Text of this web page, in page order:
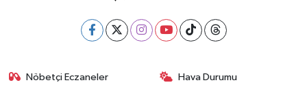
Nöbetçi Eczaneler Hava Durumu